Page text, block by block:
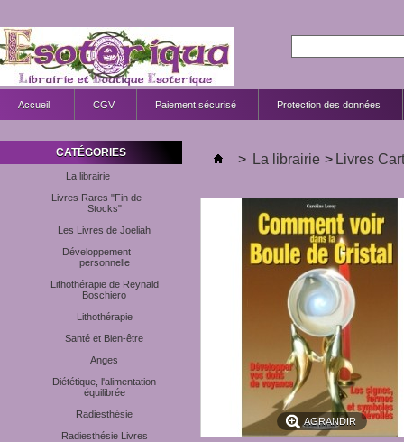
Accueil CGV Paiement sécurisé Protection des données
CATÉGORIES
La librairie
Livres Rares "Fin de
Stocks"
Les Livres de Joeliah
Développement
personnelle
Lithothérapie de Reynald
Boschiero
Lithothérapie
Santé et Bien-être
Anges
Diététique, l'alimentation
équilibrée
Radiesthésie
Radiesthésie Livres
> La librairie > Livres
AGRANDIR